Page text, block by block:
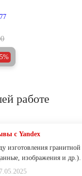
5%
работе
с Yandex
изготовления
изображения и